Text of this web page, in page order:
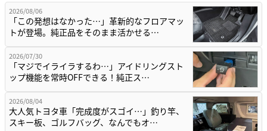
2026/08/06
「この発想はなかった…」革新的なフロアマッ
トが登場。純正品をそのまま活かせる…
2026/07/30
「マジでイライラするわ…」アイドリングスト
ップ機能を常時OFFできる！純正ス…
2026/08/04
大人気トヨタ車「完成度がスゴイ…」釣り竿、
スキー板、ゴルフバッグ、なんでもオ…